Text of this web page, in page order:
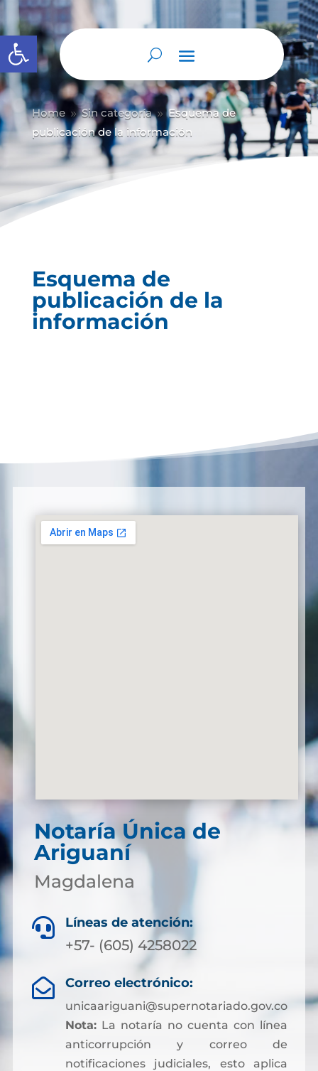
Abrir barra de herramientas
Home 9 Sin categoría 9 Esquema de
publicación de la información
Esquema de
publicación de la
información
Notaría Única de
Ariguaní
Magdalena
 Líneas de atención:
+57- (605) 4258022
 Correo electrónico:
unicaariguani@supernotariado.gov.co
Nota:La notaría no cuenta con línea
anticorrupción y correo de
notificaciones judiciales, esto aplica